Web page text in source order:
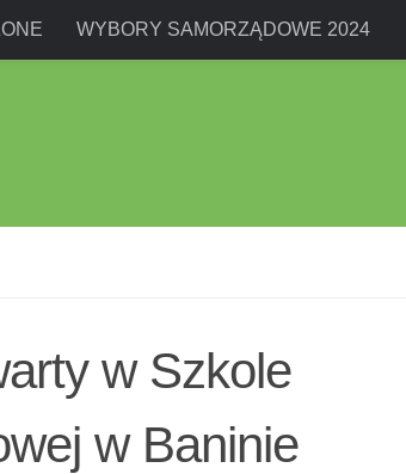
WYBORY SAMORZĄDOWE 2024
w Szkole
w Baninie